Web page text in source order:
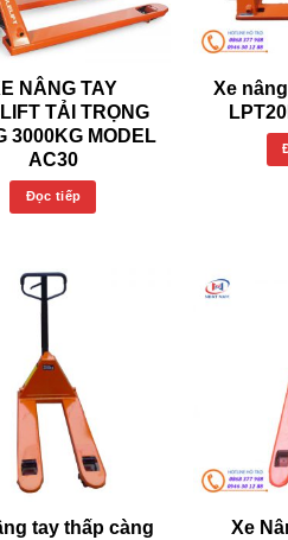
NÂNG TAY
TẢI TRỌNG
3000KG MODEL
AC30
Đọc tiếp
Xe
tay thấp càng
Xe